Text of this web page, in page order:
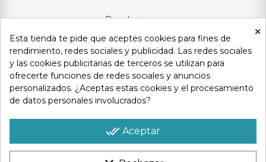
Devoluciones
Condiciones generales
Privacidad y protección de datos
Política de cookies
×
Esta tienda te pide que aceptes cookies para fines de
rendimiento, redes sociales y publicidad. Las redes sociales
y las cookies publicitarias de terceros se utilizan para
ofrecerte funciones de redes sociales y anuncios
personalizados. ¿Aceptas estas cookies y el procesamiento
de datos personales involucrados?
done_all Aceptar